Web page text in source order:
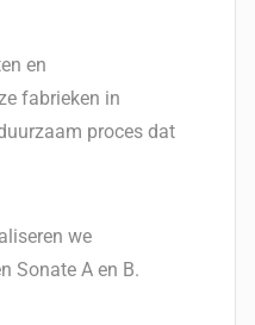
en
fabrieken in
proces dat
we
Sonate A en B.